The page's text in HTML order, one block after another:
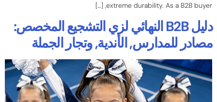
extreme durability. As a B2B buyer
, […]
دليل B2B النهائي لزي التشجيع المخصص:
مصادر للمدارس, الأندية, وتجار الجملة